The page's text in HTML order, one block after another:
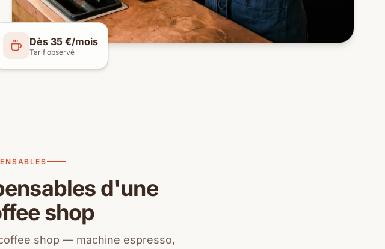
Dès 35 €/mois
Tarif observé
d'une
shop
shop — machine espresso,